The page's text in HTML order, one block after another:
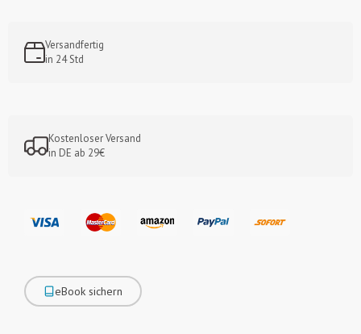
Versandfertig
in 24 Std
Kostenloser Versand
in DE ab 29€
eBook sichern